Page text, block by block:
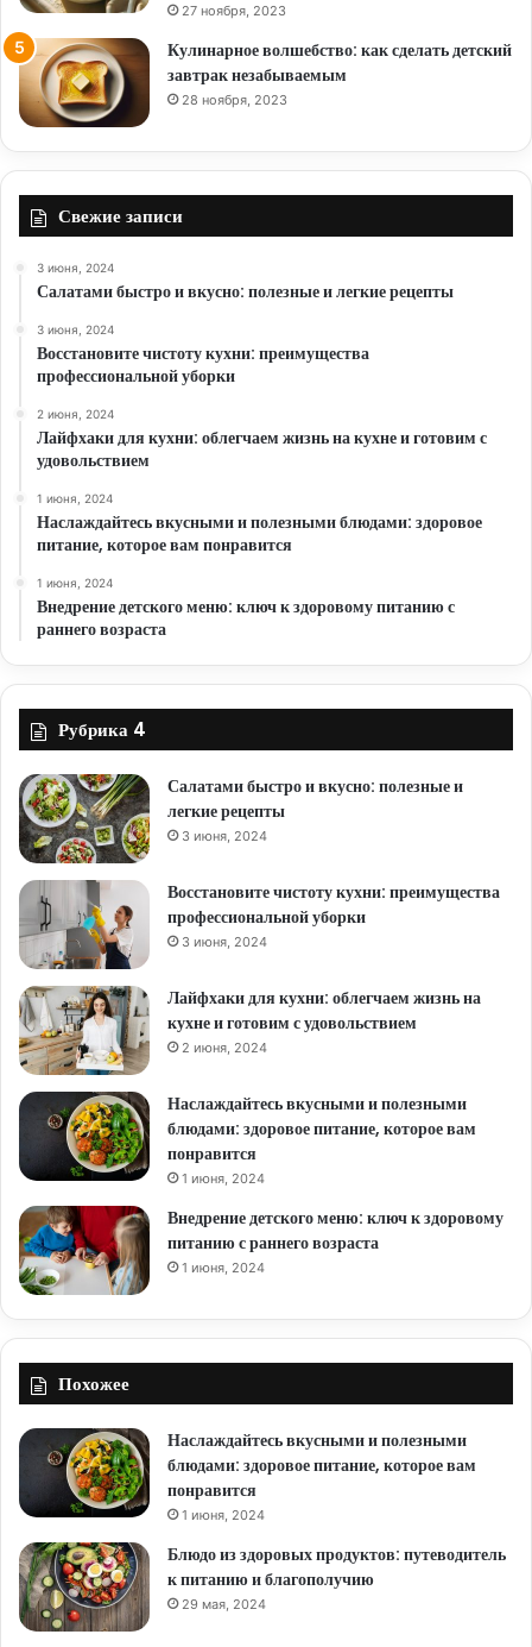
27 ноября, 2023
Кулинарное волшебство: как сделать детский
завтрак незабываемым
28 ноября, 2023
Свежие записи
3 июня, 2024
Салатами быстро и вкусно: полезные и легкие рецепты
3 июня, 2024
Восстановите чистоту кухни: преимущества
профессиональной уборки
2 июня, 2024
Лайфхаки для кухни: облегчаем жизнь на кухне и готовим с
удовольствием
1 июня, 2024
Наслаждайтесь вкусными и полезными блюдами: здоровое
питание, которое вам понравится
1 июня, 2024
Внедрение детского меню: ключ к здоровому питанию с
раннего возраста
Рубрика 4
Салатами быстро и вкусно: полезные и
легкие рецепты
3 июня, 2024
Восстановите чистоту кухни: преимущества
профессиональной уборки
3 июня, 2024
Лайфхаки для кухни: облегчаем жизнь на
кухне и готовим с удовольствием
2 июня, 2024
Наслаждайтесь вкусными и полезными
блюдами: здоровое питание, которое вам
понравится
1 июня, 2024
Внедрение детского меню: ключ к здоровому
питанию с раннего возраста
1 июня, 2024
Похожее
Наслаждайтесь вкусными и полезными
блюдами: здоровое питание, которое вам
понравится
1 июня, 2024
Блюдо из здоровых продуктов: путеводитель
к питанию и благополучию
29 мая, 2024